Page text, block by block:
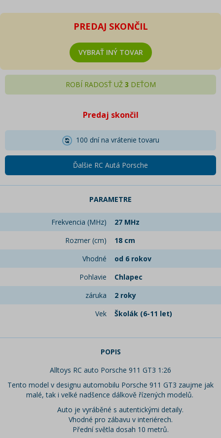
PREDAJ SKONČIL
VYBRAŤ INÝ TOVAR
ROBÍ RADOSŤ UŽ 3 DEŤOM
Predaj skončil
100 dní na vrátenie tovaru
Ďalšie RC Autá Porsche
PARAMETRE
Frekvencia (MHz)
27 MHz
Rozmer (cm)
18 cm
Vhodné
od 6 rokov
Pohlavie
Chlapec
záruka
2 roky
Vek
Školák (6-11 let)
POPIS
Alltoys RC auto Porsche 911 GT3 1:26
Tento model v designu automobilu Porsche 911 GT3 zaujme jak
malé, tak i velké nadšence dálkově řízených modelů.
Auto je vyráběné s autentickými detaily.
Vhodné pro zábavu v interiérech.
Přední světla dosah 10 metrů.